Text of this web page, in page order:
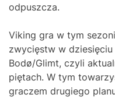
odpuszcza.
Viking gra w tym
zwycięstw w
Bodø/Glimt, czyli
piętach. W tym
graczem drugiego